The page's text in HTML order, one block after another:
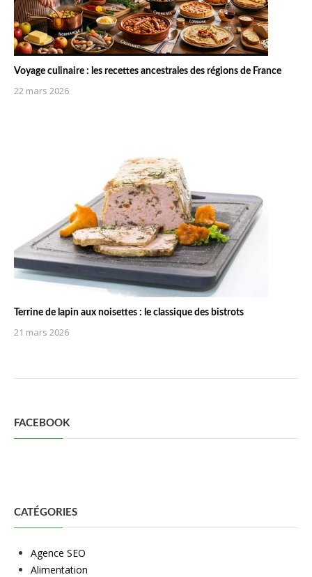
Voyage culinaire : les recettes ancestrales des régions de France
22 mars 2026
Terrine de lapin aux noisettes : le classique des bistrots
21 mars 2026
FACEBOOK
CATÉGORIES
Agence SEO
Alimentation